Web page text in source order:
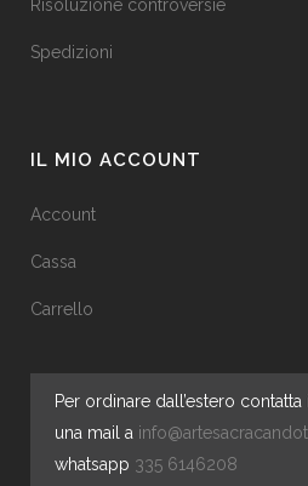
Risoluzione controversie
Spedizioni
IL MIO ACCOUNT
Account
Cassa
Carrello
Per ordinare dall’estero contatta
una mail a
whatsapp 335 6146208